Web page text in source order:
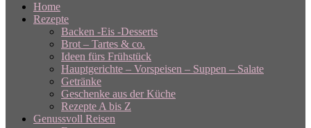
Home
Rezepte
Backen -Eis -Desserts
Brot – Tartes & co.
Ideen fürs Frühstück
Hauptgerichte – Vorspeisen – Suppen – Salate
Getränke
Geschenke aus der Küche
Rezepte A bis Z
Genussvoll Reisen